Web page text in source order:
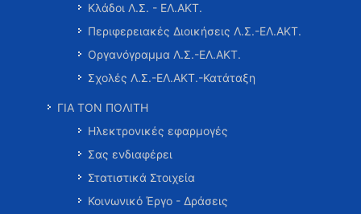
Κλάδοι Λ.Σ. - ΕΛ.ΑΚΤ.
Περιφερειακές Διοικήσεις Λ.Σ.-ΕΛ.ΑΚΤ.
Οργανόγραμμα Λ.Σ.-ΕΛ.ΑΚΤ.
Σχολές Λ.Σ.-ΕΛ.ΑΚΤ.-Κατάταξη
ΓΙΑ ΤΟΝ ΠΟΛΙΤΗ
Ηλεκτρονικές εφαρμογές
Σας ενδιαφέρει
Στατιστικά Στοιχεία
Κοινωνικό Έργο - Δράσεις